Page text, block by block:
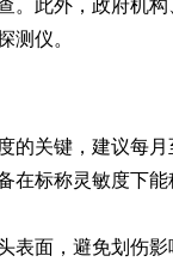
。此外，政府机
测仪。
的关键，建议每
在标称灵敏度下能
表面，避免划伤